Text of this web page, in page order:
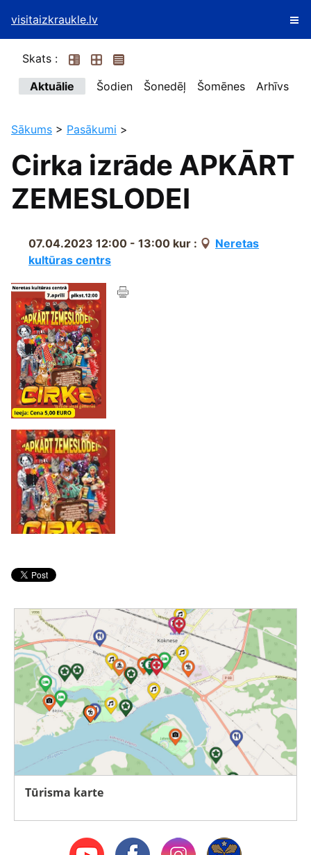
visitaizkraukle.lv
Skats :
Aktuālie
Šodien Šonedēļ Šomēnes Arhīvs
Sākums > Pasākumi >
Cirka izrāde APKĀRT
ZEMESLODEI
07.04.2023 12:00 - 13:00 kur :
Neretas
kultūras centrs
Tūrisma karte